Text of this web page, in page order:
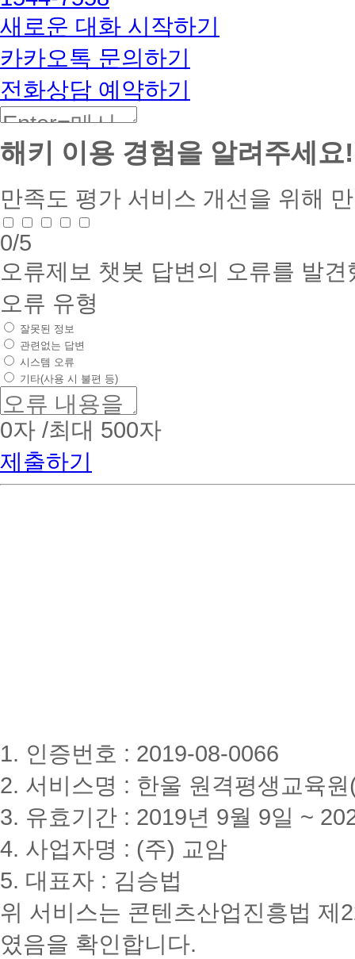
BETA
새로운 대화 시작하기
카카오톡 문의하기
전화상담 예약하기
해키 이용 경험을 알려주세요!
만족도 평가 서비스 개선을 위해
0/5
오류제보 챗봇 답변의 오류를 발
오류 유형
잘못된 정보
관련없는 답변
시스템 오류
기타(사용 시 불편 등)
0자 /최대 500자
제출하기
1. 인증번호 : 2019-08-0066
2. 서비스명 : 한울 원격평생교육
3. 유효기간 : 2019년 9월 9일 ~
4. 사업자명 : (주) 교암
5. 대표자 : 김승법
위 서비스는 콘텐츠산업진흥법 제
였음을 확인합니다.